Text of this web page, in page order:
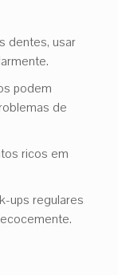
dentes, usar
podem
de
ricos em
ups regulares